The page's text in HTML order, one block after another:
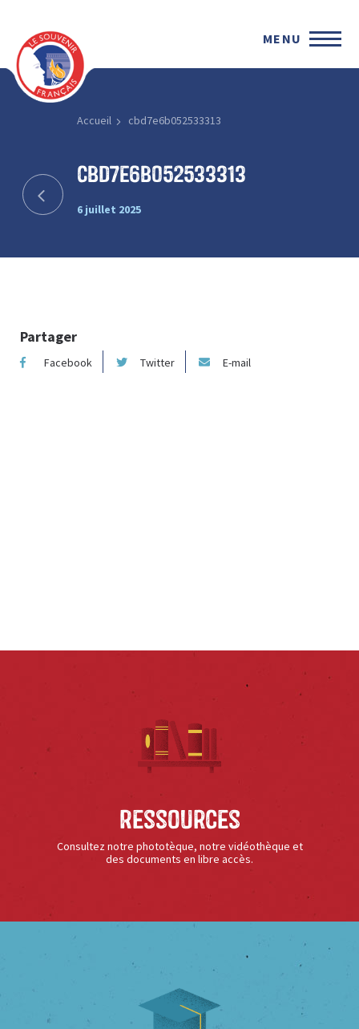
MENU
Accueil cbd7e6b052533313
cbd7e6b052533313
6 juillet 2025
Partager
Facebook Twitter E-mail
Ressources
Consultez notre phototèque, notre vidéothèque et
des documents en libre accès.